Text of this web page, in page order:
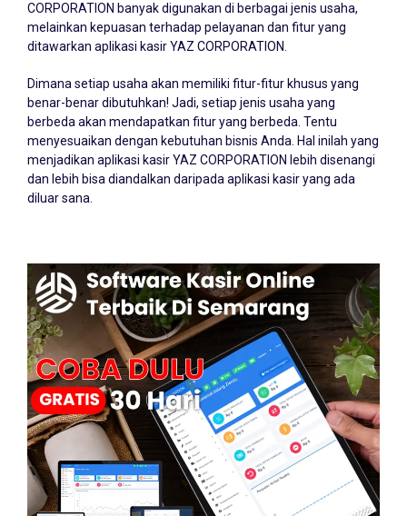
CORPORATION banyak digunakan di berbagai jenis usaha,
melainkan kepuasan terhadap pelayanan dan fitur yang
ditawarkan aplikasi kasir YAZ CORPORATION.
Dimana setiap usaha akan memiliki fitur-fitur khusus yang
benar-benar dibutuhkan! Jadi, setiap jenis usaha yang
berbeda akan mendapatkan fitur yang berbeda. Tentu
menyesuaikan dengan kebutuhan bisnis Anda. Hal inilah yang
menjadikan aplikasi kasir YAZ CORPORATION lebih disenangi
dan lebih bisa diandalkan daripada aplikasi kasir yang ada
diluar sana.